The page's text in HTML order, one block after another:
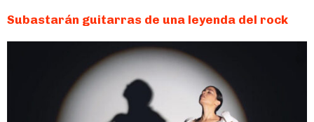
Subastarán guitarras de una leyenda del rock